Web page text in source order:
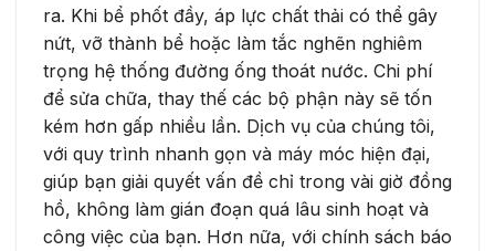
ra. Khi bể phốt đầy, áp lực chất thải có thể gây
nứt, vỡ thành bể hoặc làm tắc nghẽn nghiêm
trọng hệ thống đường ống thoát nước. Chi phí
để sửa chữa, thay thế các bộ phận này sẽ tốn
kém hơn gấp nhiều lần. Dịch vụ của chúng tôi,
với quy trình nhanh gọn và máy móc hiện đại,
giúp bạn giải quyết vấn đề chỉ trong vài giờ đồng
hồ, không làm gián đoạn quá lâu sinh hoạt và
công việc của bạn. Hơn nữa, với chính sách báo